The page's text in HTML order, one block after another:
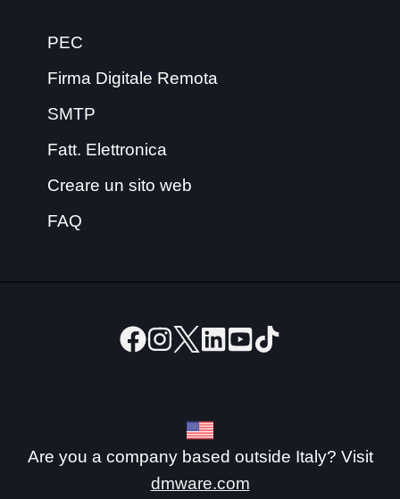
PEC
Firma Digitale Remota
SMTP
Fatt. Elettronica
Creare un sito web
FAQ
Are you a company based outside Italy? Visit
dmware.com